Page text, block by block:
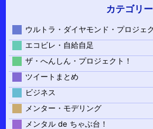
カテゴリー
ウルトラ・ダイヤモンド・プロジェ
エコビレ・自給自足
ザ・へんしん・プロジェクト！
ツイートまとめ
ビジネス
メンター・モデリング
メンタル de ちゃぶ台！